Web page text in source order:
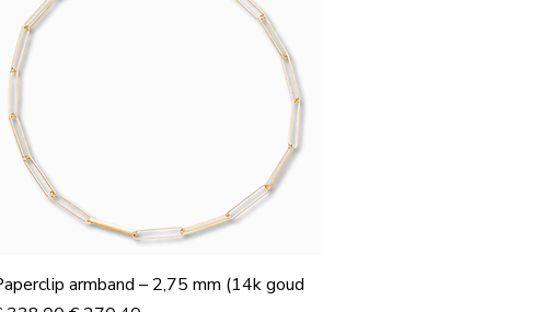
armband – 2,75 mm (14k goud